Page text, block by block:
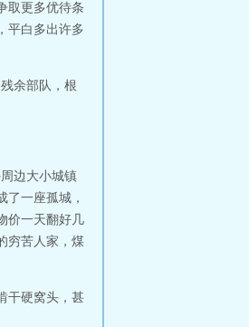
取更多优待条
平白多出许多
余部队，根
边大小城镇
一座孤城，
价一天翻好几
穷苦人家，煤
干硬窝头，甚